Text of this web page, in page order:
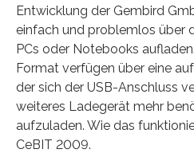
Entwicklung der Gembird
einfach und problemlos über
PCs oder Notebooks
Format verfügen über eine
der sich der USB-Anschluss
weiteres Ladegerät mehr
aufzuladen. Wie das
CeBIT 2009.